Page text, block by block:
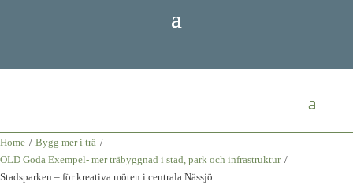
Home / Bygg mer i trä /
OLD Goda Exempel- mer träbyggnad i stad, park och infrastruktur /
Stadsparken – för kreativa möten i centrala Nässjö